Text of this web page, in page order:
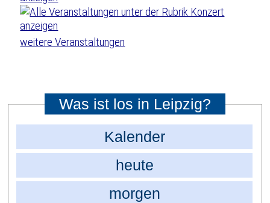
weitere Veranstaltungen
Was ist los in Leipzig?
Kalender
heute
morgen